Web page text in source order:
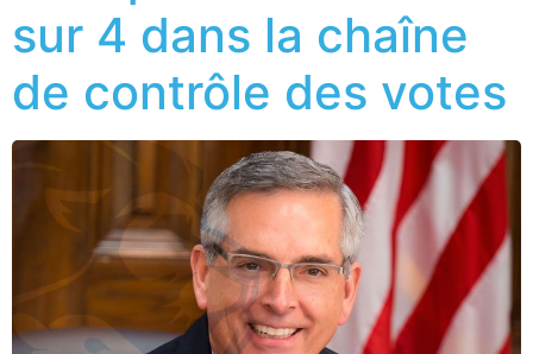
sur 4 dans la chaîne
de contrôle des votes